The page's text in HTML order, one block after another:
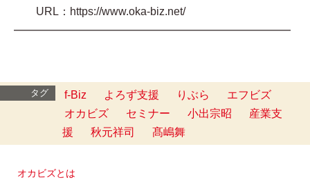
URL：https://www.oka-biz.net/
━━━━━━━━━━━━━━━━━━━━━━━━━
タグ f-Biz よろず支援 りぶら
エフビズ
オカビズ
セミナー 小出宗昭
産業支
援
秋元祥司 髙嶋舞
オカビズとは